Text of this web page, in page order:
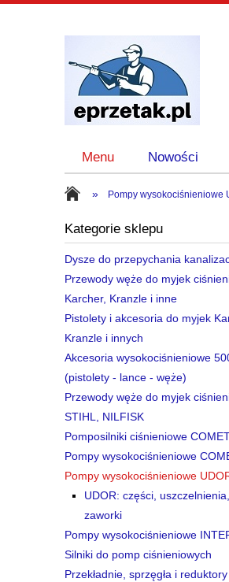
Menu Nowości
» Pompy wysokociśnieniowe
Kategorie sklepu
Dysze do przepychania
Przewody węże do myjek
Karcher, Kranzle i inne
Pistolety i akcesoria do myjek
Kranzle i innych
Akcesoria wysokociśnieniowe
(pistolety - lance - węże)
Przewody węże do myjek
STIHL, NILFISK
Pomposilniki ciśnieniowe
Pompy wysokociśnieniowe
Pompy wysokociśnieniowe
UDOR: części, uszczelnienia,
zaworki
Pompy wysokociśnieniowe
Silniki do pomp ciśnieniowych
Przekładnie, sprzęgła i